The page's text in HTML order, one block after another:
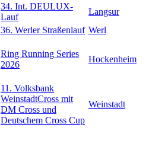
34. Int. DEULUX-
Lauf
Langsur
36. Werler Straßenlauf Werl
Ring Running Series
2026
Hockenheim
11. Volksbank
WeinstadtCross mit
DM Cross und
Deutschem Cross Cup
Weinstadt